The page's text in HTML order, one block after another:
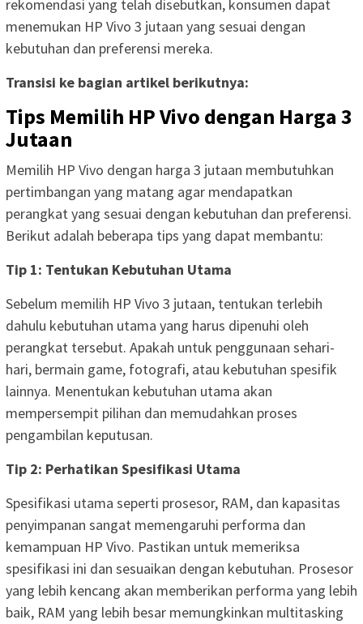
rekomendasi yang telah disebutkan, konsumen dapat
menemukan HP Vivo 3 jutaan yang sesuai dengan
kebutuhan dan preferensi mereka.
Transisi ke bagian artikel berikutnya:
Tips Memilih HP Vivo dengan Harga 3
Jutaan
Memilih HP Vivo dengan harga 3 jutaan membutuhkan
pertimbangan yang matang agar mendapatkan
perangkat yang sesuai dengan kebutuhan dan preferensi.
Berikut adalah beberapa tips yang dapat membantu:
Tip 1: Tentukan Kebutuhan Utama
Sebelum memilih HP Vivo 3 jutaan, tentukan terlebih
dahulu kebutuhan utama yang harus dipenuhi oleh
perangkat tersebut. Apakah untuk penggunaan sehari-
hari, bermain game, fotografi, atau kebutuhan spesifik
lainnya. Menentukan kebutuhan utama akan
mempersempit pilihan dan memudahkan proses
pengambilan keputusan.
Tip 2: Perhatikan Spesifikasi Utama
Spesifikasi utama seperti prosesor, RAM, dan kapasitas
penyimpanan sangat memengaruhi performa dan
kemampuan HP Vivo. Pastikan untuk memeriksa
spesifikasi ini dan sesuaikan dengan kebutuhan. Prosesor
yang lebih kencang akan memberikan performa yang lebih
baik, RAM yang lebih besar memungkinkan multitasking